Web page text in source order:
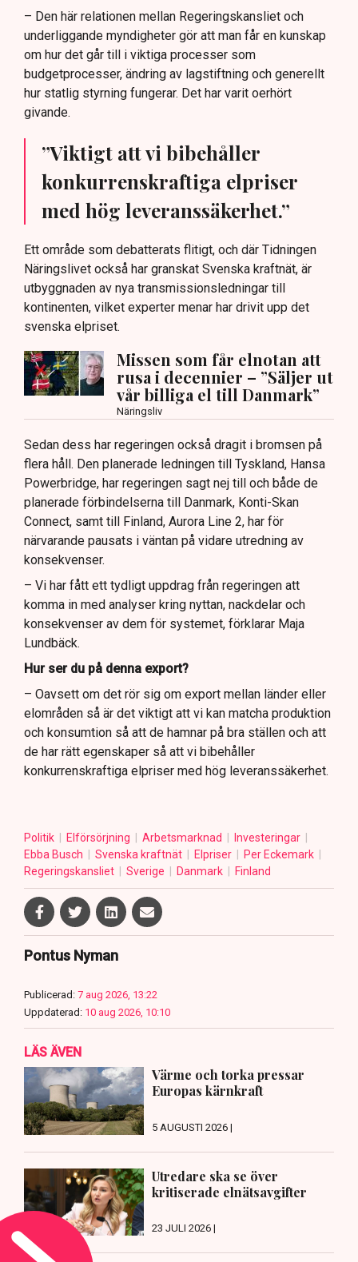
– Den här relationen mellan Regeringskansliet och
underliggande myndigheter gör att man får en kunskap
om hur det går till i viktiga processer som
budgetprocesser, ändring av lagstiftning och generellt
hur statlig styrning fungerar. Det har varit oerhört
givande.
”Viktigt att vi bibehåller
konkurrenskraftiga elpriser
med hög leveranssäkerhet.”
Ett område som debatterats flitigt, och där Tidningen
Näringslivet också har granskat Svenska kraftnät, är
utbyggnaden av nya transmissionsledningar till
kontinenten, vilket experter menar har drivit upp det
svenska elpriset.
Missen som får elnotan att
rusa i decennier – ”Säljer ut
vår billiga el till Danmark”
Näringsliv
Sedan dess har regeringen också dragit i bromsen på
flera håll. Den planerade ledningen till Tyskland, Hansa
Powerbridge, har regeringen sagt nej till och både de
planerade förbindelserna till Danmark, Konti-Skan
Connect, samt till Finland, Aurora Line 2, har för
närvarande pausats i väntan på vidare utredning av
konsekvenser.
– Vi har fått ett tydligt uppdrag från regeringen att
komma in med analyser kring nyttan, nackdelar och
konsekvenser av dem för systemet, förklarar Maja
Lundbäck.
Hur ser du på denna export?
– Oavsett om det rör sig om export mellan länder eller
elområden så är det viktigt att vi kan matcha produktion
och konsumtion så att de hamnar på bra ställen och att
de har rätt egenskaper så att vi bibehåller
konkurrenskraftiga elpriser med hög leveranssäkerhet.
Politik Elförsörjning Arbetsmarknad
Investeringar
Ebba Busch
Svenska kraftnät Elpriser
Per Eckemark
Regeringskansliet
Sverige Danmark Finland
Pontus Nyman
Publicerad: 7 aug 2026, 13:22
Uppdaterad: 10 aug 2026, 10:10
LÄS ÄVEN
Värme och torka pressar
Europas kärnkraft
5 AUGUSTI 2026 |
Utredare ska se över
kritiserade elnätsavgifter
23 JULI 2026 |